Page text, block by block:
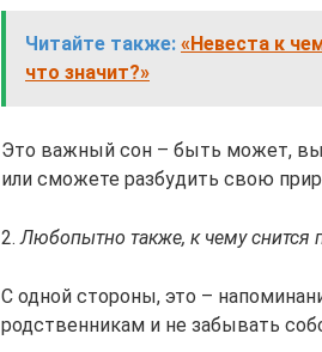
Читайте также: «Невеста к
что значит?»
Это важный сон – быть может, вы
или сможете разбудить свою
2. Любопытно также, к чему снится
С одной стороны, это –
родственникам и не забывать